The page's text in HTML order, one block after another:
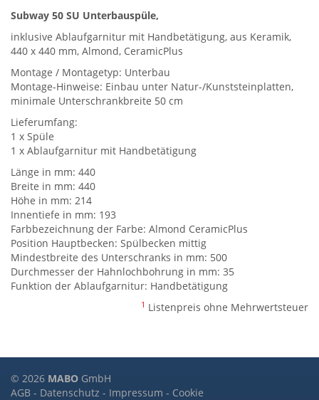
Subway 50 SU Unterbauspüle,
inklusive Ablaufgarnitur mit Handbetätigung, aus Keramik,
440 x 440 mm, Almond, CeramicPlus
Montage / Montagetyp: Unterbau
Montage-Hinweise: Einbau unter Natur-/Kunststeinplatten,
minimale Unterschrankbreite 50 cm
Lieferumfang:
1 x Spüle
1 x Ablaufgarnitur mit Handbetätigung
Länge in mm: 440
Breite in mm: 440
Höhe in mm: 214
Innentiefe in mm: 193
Farbbezeichnung der Farbe: Almond CeramicPlus
Position Hauptbecken: Spülbecken mittig
Mindestbreite des Unterschranks in mm: 500
Durchmesser der Hahnlochbohrung in mm: 35
Funktion der Ablaufgarnitur: Handbetätigung
1 Listenpreis ohne Mehrwertsteuer
© 2026 MABO GmbH
AGB - Datenschutz - Impressum - Cookie